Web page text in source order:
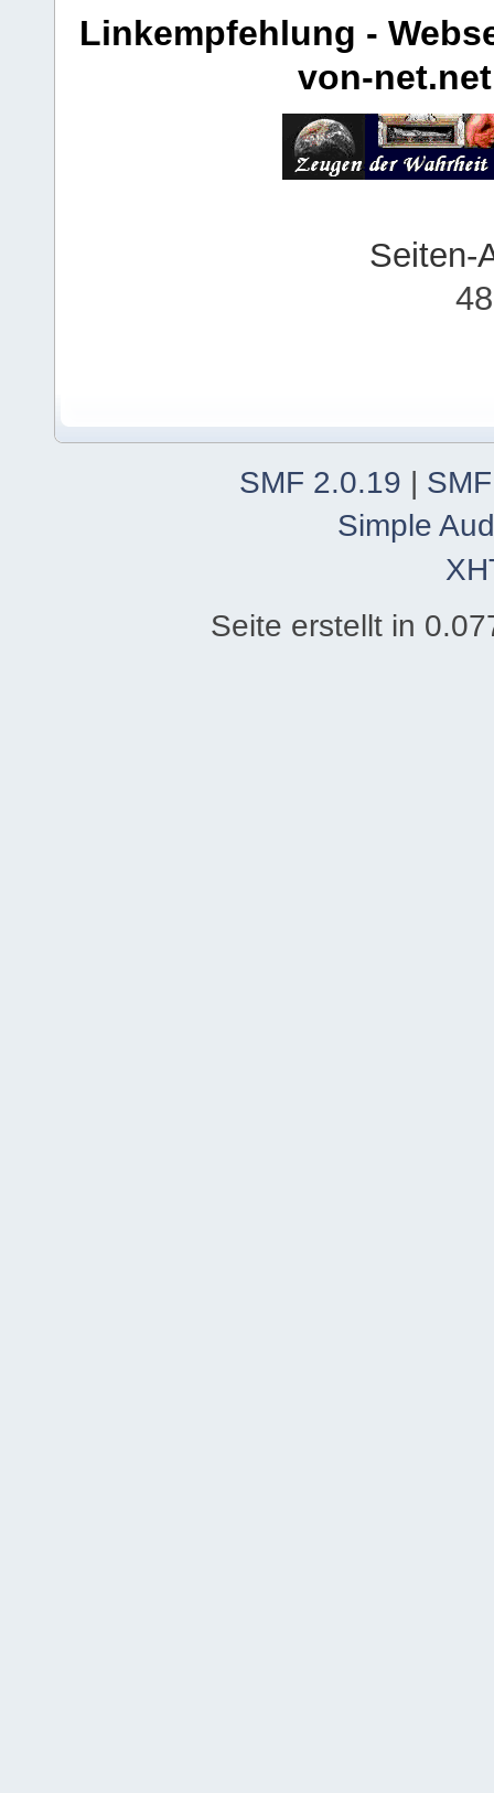
Linkempfehlung -
von-net.net
Seiten-
SMF 2.0.19 |
Simple
Seite erstellt in